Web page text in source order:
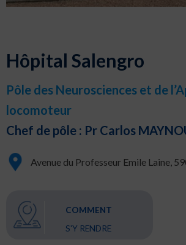
Hôpital Salengro
Pôle des Neurosciences et de
locomoteur
Chef de pôle : Pr Carlos
Avenue du Professeur Emile Laine,
COMMENT
S'Y RENDRE